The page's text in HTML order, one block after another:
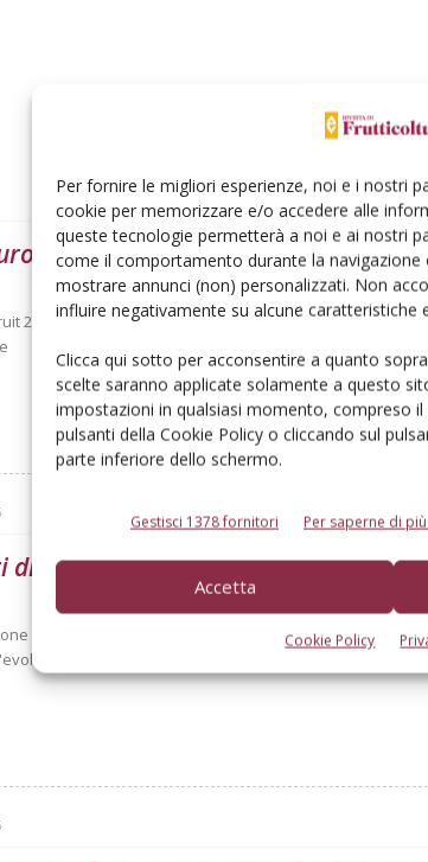
Per fornire le migliori esperienze, noi e i nostri
cookie per memorizzare e/o accedere alle
queste tecnologie permetterà a noi e ai nostri
come il comportamento durante la
mostrare annunci (non) personalizzati. Non
influire negativamente su alcune caratteristiche
Clicca qui sotto per acconsentire a quanto
scelte saranno applicate solamente a questo
impostazioni in qualsiasi momento, compreso
pulsanti della Cookie Policy o cliccando sul
parte inferiore dello schermo.
Gestisci 1378 fornitori Per saperne di
Accetta
Cookie Policy
scenderà sotto i 10 milioni di
2026, pesano nel bilancio gli eventi climatici estremi. Ma
produzione: un’operazione
delle principali specie frutticole in Emilia-Romagna. I
della webapp regionale per simulare all'istante